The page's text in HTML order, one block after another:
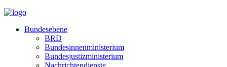
Bundesebene
BRD
Bundesinnenministerium
Bundesjustizministerium
Nachrichtendienste